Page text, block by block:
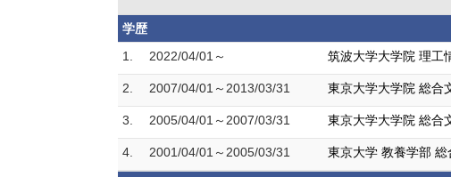
学歴
1.
2022/04/01～ 筑波大学大学院 理工
2. 2007/04/01～2013/03/31 東京大学大学院 総合
3. 2005/04/01～2007/03/31 東京大学大学院 総合
4. 2001/04/01～2005/03/31 東京大学 教養学部 総